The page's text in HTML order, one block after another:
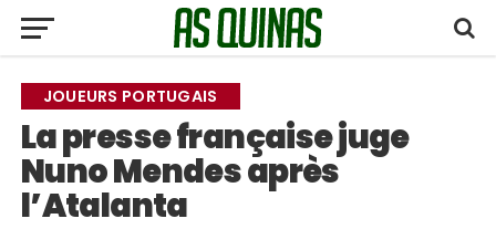
JOUEURS PORTUGAIS
La presse française juge
Nuno Mendes après
l’Atalanta